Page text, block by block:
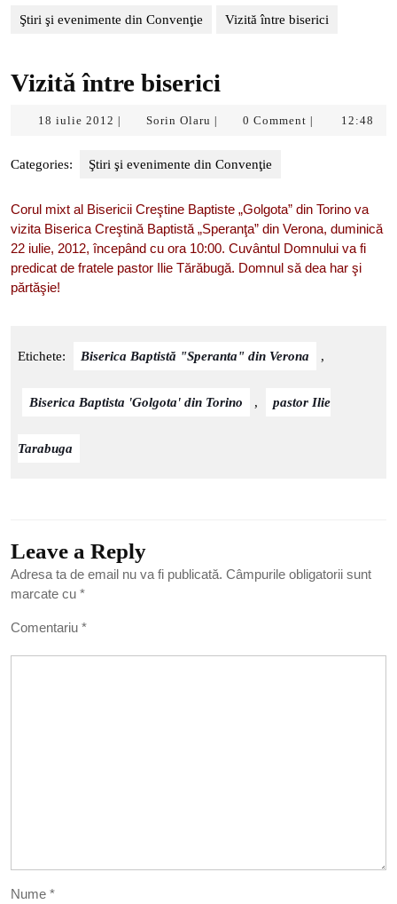
Ştiri şi evenimente din Convenţie Vizită între biserici
Vizită între biserici
18 iulie 2012 18
Sorin Olaru Sorin
0 Comment 12:48
Categories: Ştiri şi evenimente din Convenţie
Corul mixt al Bisericii Creştine Baptiste „Golgota” din Torino va
vizita Biserica Creştină Baptistă „Speranţa” din Verona, duminică
22 iulie, 2012, începând cu ora 10:00. Cuvântul Domnului va fi
predicat de fratele pastor Ilie Tărăbugă. Domnul să dea har şi
părtăşie!
Etichete: Biserica Baptistă "Speranta" din Verona ,
Biserica Baptista 'Golgota' din Torino , pastor Ilie
Tarabuga
Leave a Reply
Adresa ta de email nu va fi publicată. Câmpurile obligatorii sunt
marcate cu *
Comentariu *
Nume *